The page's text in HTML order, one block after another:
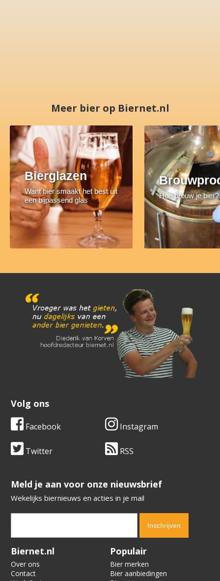
Meer bier op Biernet.nl
Bierglazen
Want bier smaakt het best uit
een bijpassend glas
Hoe brouw je bier?
Volg ons
Facebook Instagram
Twitter RSS
​​​​​​​Meld je aan voor onze nieuwsbrief
Wekelijks biernieuws en acties in je mail
Verification code:
Biernet.nl
Over ons
Contact
Populair
Bier merken
Bier aanbiedingen